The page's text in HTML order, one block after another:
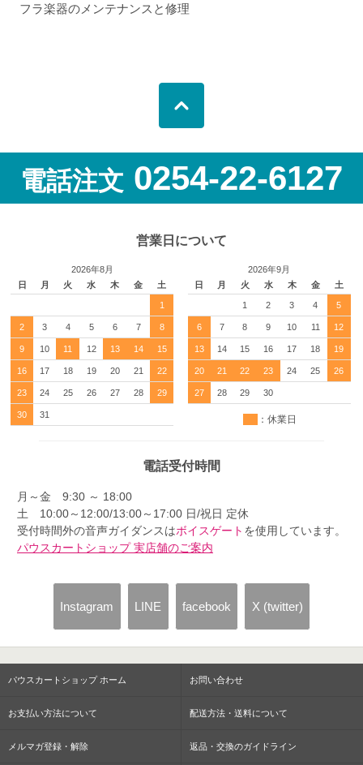
フラ楽器のメンテナンスと修理
電話注文 0254-22-6127
営業日について
2026年8月
日
月 火 水 木 金 土
1
2 3 4 5 6 7 8
9 10 11 12 13 14 15
16 17 18 19 20 21 22
23 24 25 26 27 28 29
30 31
2026年9月
日
月 火 水 木 金 土
1 2 3 4 5
6 7 8 9 10 11 12
13 14 15 16 17 18 19
20 21 22 23 24 25 26
27 28 29 30
：休業日
電話受付時間
月～金 9:30 ～ 18:00
土 10:00～12:00/13:00～17:00 日/祝日 定休
受付時間外の音声ガイダンスはボイスゲート を使用しています。
パウスカートショップ 実店舗のご案内
Instagram LINE facebook X (twitter)
パウスカートショップ ホーム お問い合わせ
お支払い方法について 配送方法・送料について
メルマガ登録・解除 返品・交換のガイドライン